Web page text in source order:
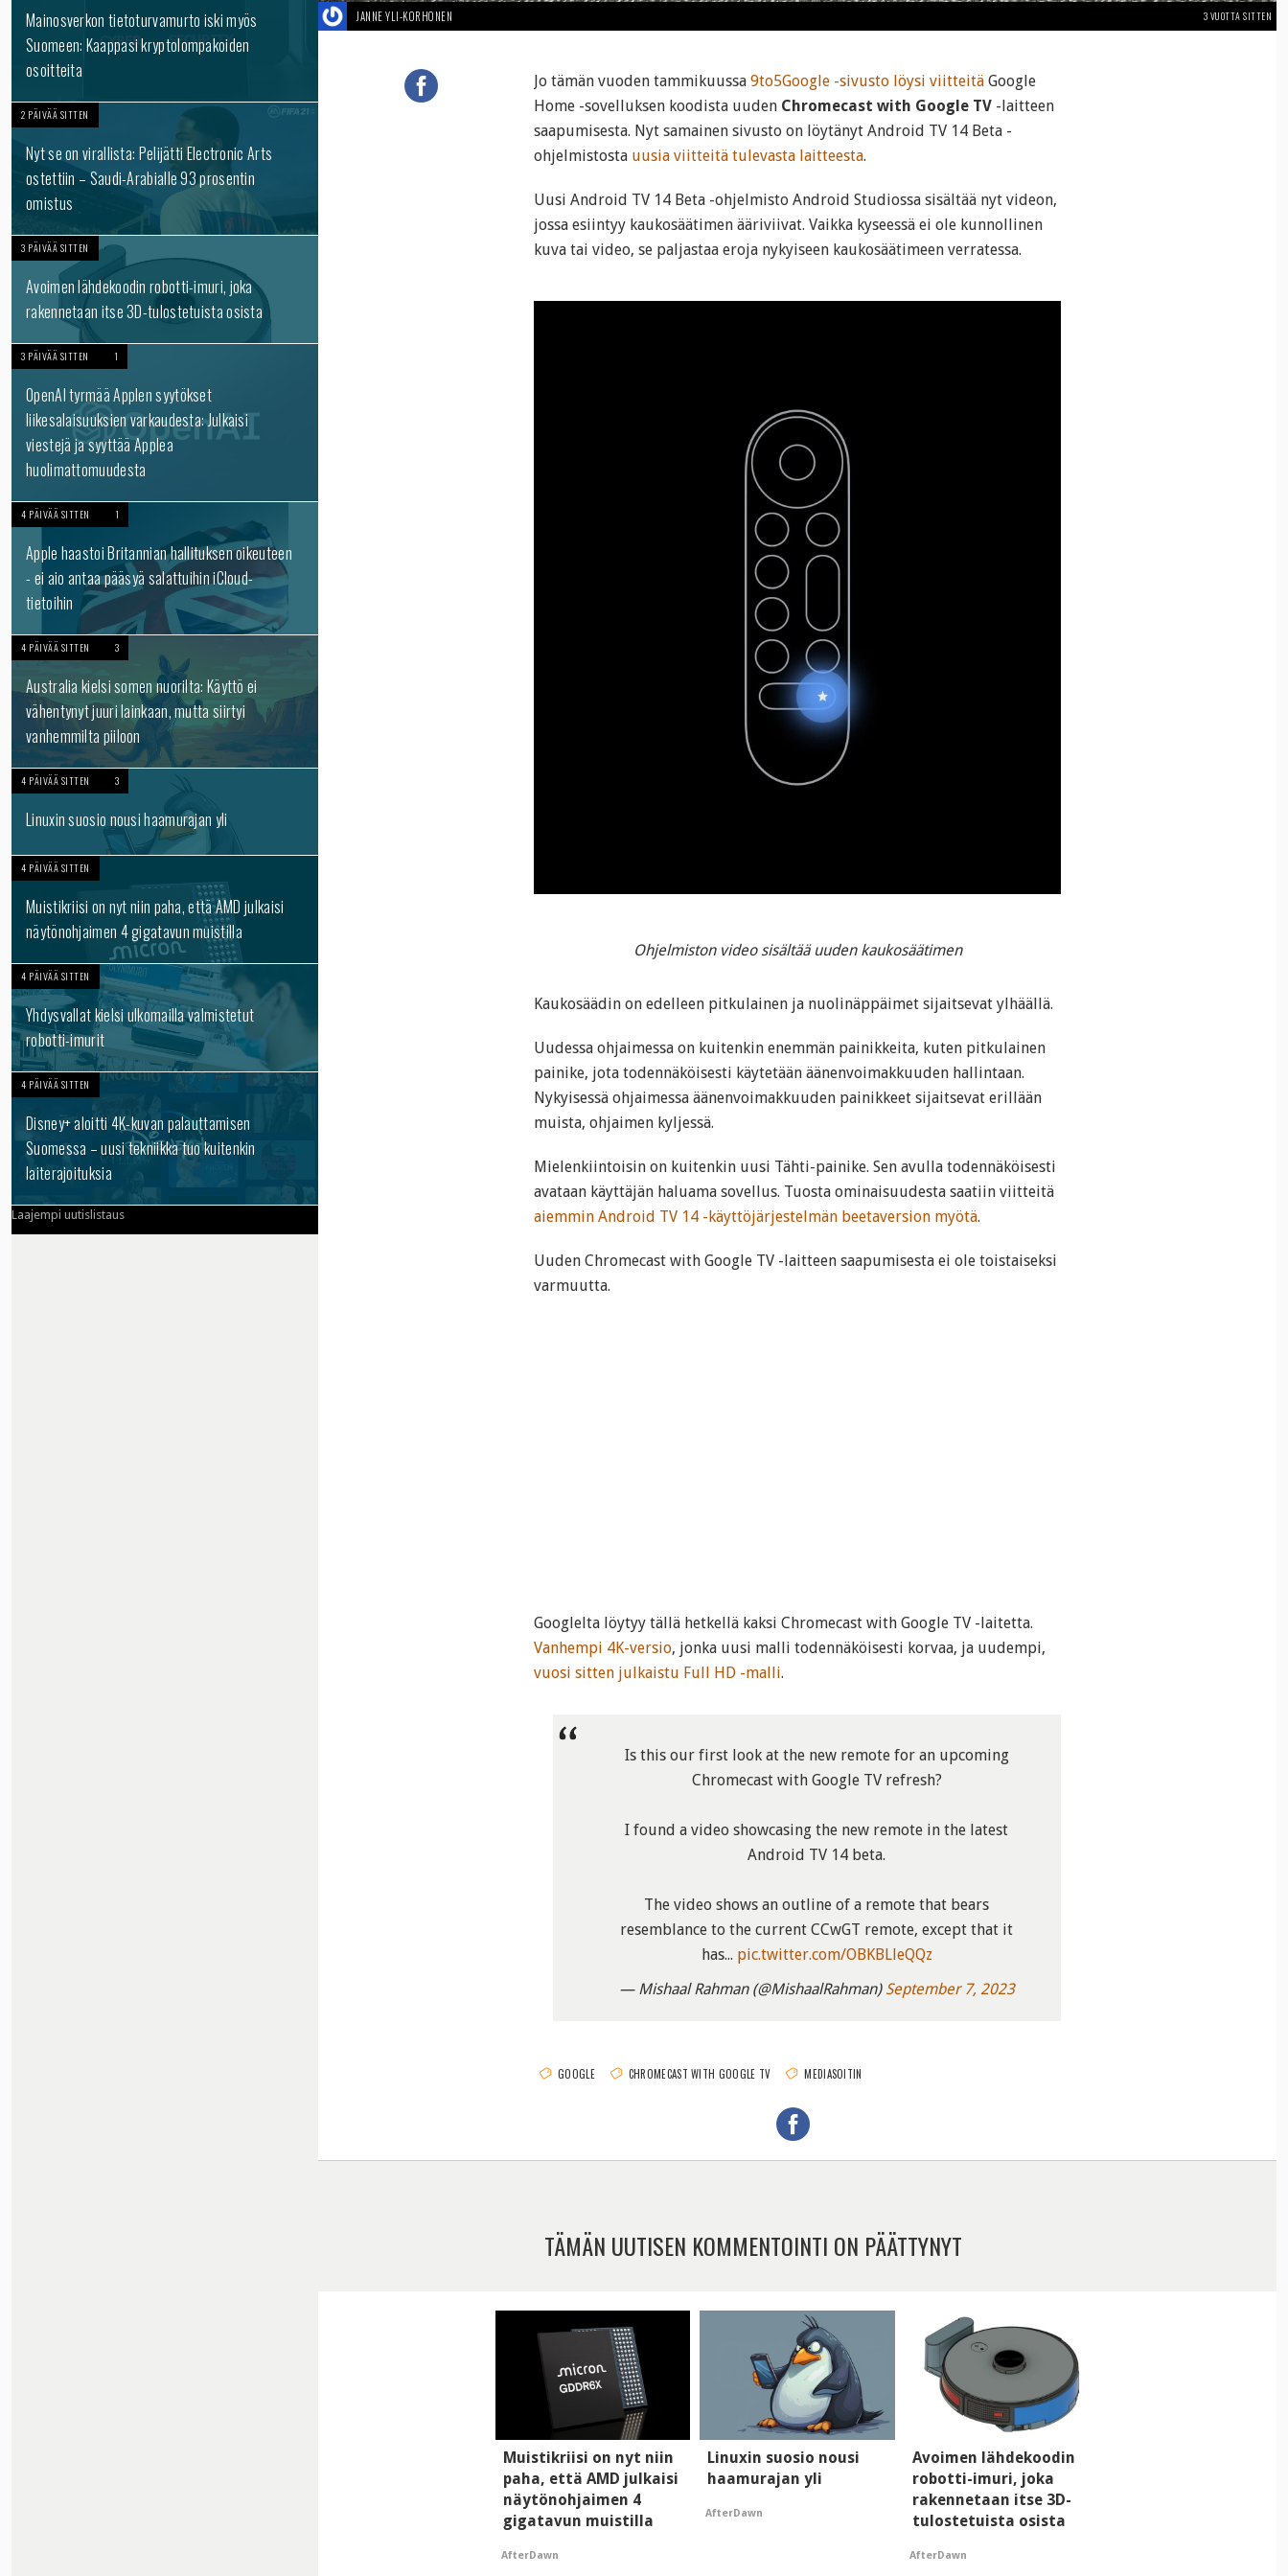
Mainosverkon tietoturvamurto iski myös
Suomeen: Kaappasi kryptolompakoiden
osoitteita
2 PÄIVÄÄ SITTEN
Nyt se on virallista: Pelijätti Electronic Arts
ostettiin – Saudi-Arabialle 93 prosentin
omistus
3 PÄIVÄÄ SITTEN
Avoimen lähdekoodin robotti-imuri, joka
rakennetaan itse 3D-tulostetuista osista
3 PÄIVÄÄ SITTEN 1
OpenAI tyrmää Applen syytökset
liikesalaisuuksien varkaudesta: Julkaisi
viestejä ja syyttää Applea
huolimattomuudesta
4 PÄIVÄÄ SITTEN 1
Apple haastoi Britannian hallituksen oikeuteen
- ei aio antaa pääsyä salattuihin iCloud-
tietoihin
4 PÄIVÄÄ SITTEN 3
Australia kielsi somen nuorilta: Käyttö ei
vähentynyt juuri lainkaan, mutta siirtyi
vanhemmilta piiloon
4 PÄIVÄÄ SITTEN 3
Linuxin suosio nousi haamurajan yli
4 PÄIVÄÄ SITTEN
Muistikriisi on nyt niin paha, että AMD julkaisi
näytönohjaimen 4 gigatavun muistilla
4 PÄIVÄÄ SITTEN
Yhdysvallat kielsi ulkomailla valmistetut
robotti-imurit
4 PÄIVÄÄ SITTEN
Disney+ aloitti 4K-kuvan palauttamisen
Suomessa – uusi tekniikka tuo kuitenkin
laiterajoituksia
Laajempi uutislistaus
JANNE YLI-KORHONEN 3 VUOTTA SITTEN
Jo tämän vuoden tammikuussa 9to5Google -sivusto löysi viitteitä Google
Home -sovelluksen koodista uuden Chromecast with Google TV -laitteen
saapumisesta. Nyt samainen sivusto on löytänyt Android TV 14 Beta -
ohjelmistosta uusia viitteitä tulevasta laitteesta.
Uusi Android TV 14 Beta -ohjelmisto Android Studiossa sisältää nyt videon,
jossa esiintyy kaukosäätimen ääriviivat. Vaikka kyseessä ei ole kunnollinen
kuva tai video, se paljastaa eroja nykyiseen kaukosäätimeen verratessa.
Ohjelmiston video sisältää uuden kaukosäätimen
Kaukosäädin on edelleen pitkulainen ja nuolinäppäimet sijaitsevat ylhäällä.
Uudessa ohjaimessa on kuitenkin enemmän painikkeita, kuten pitkulainen
painike, jota todennäköisesti käytetään äänenvoimakkuuden hallintaan.
Nykyisessä ohjaimessa äänenvoimakkuuden painikkeet sijaitsevat erillään
muista, ohjaimen kyljessä.
Mielenkiintoisin on kuitenkin uusi Tähti-painike. Sen avulla todennäköisesti
avataan käyttäjän haluama sovellus. Tuosta ominaisuudesta saatiin viitteitä
aiemmin Android TV 14 -käyttöjärjestelmän beetaversion myötä.
Uuden Chromecast with Google TV -laitteen saapumisesta ei ole toistaiseksi
varmuutta.
Googlelta löytyy tällä hetkellä kaksi Chromecast with Google TV -laitetta.
Vanhempi 4K-versio, jonka uusi malli todennäköisesti korvaa, ja uudempi,
vuosi sitten julkaistu Full HD -malli.
Is this our first look at the new remote for an upcoming
Chromecast with Google TV refresh?
I found a video showcasing the new remote in the latest
Android TV 14 beta.
The video shows an outline of a remote that bears
resemblance to the current CCwGT remote, except that it
has... pic.twitter.com/OBKBLleQQz
— Mishaal Rahman (@MishaalRahman) September 7, 2023
GOOGLE CHROMECAST WITH GOOGLE TV MEDIASOITIN
TÄMÄN UUTISEN KOMMENTOINTI ON PÄÄTTYNYT
Muistikriisi on nyt niin
paha, että AMD julkaisi
näytönohjaimen 4
gigatavun muistilla
AfterDawn
Linuxin suosio nousi
haamurajan yli
AfterDawn
Avoimen lähdekoodin
robotti-imuri, joka
rakennetaan itse 3D-
tulostetuista osista
AfterDawn